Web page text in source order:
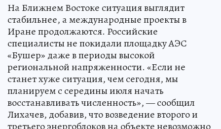
На Ближнем Востоке ситуация выглядит
стабильнее, а международные проекты в
Иране продолжаются. Российские
специалисты не покидали площадку АЭС
«Бушер» даже в периоды высокой
региональной напряженности. «Если не
станет хуже ситуация, чем сегодня, мы
планируем с середины июля начать
восстанавливать численность», — сообщил
Лихачев, добавив, что возведение второго и
третьего энергоблоков на объекте невозможно